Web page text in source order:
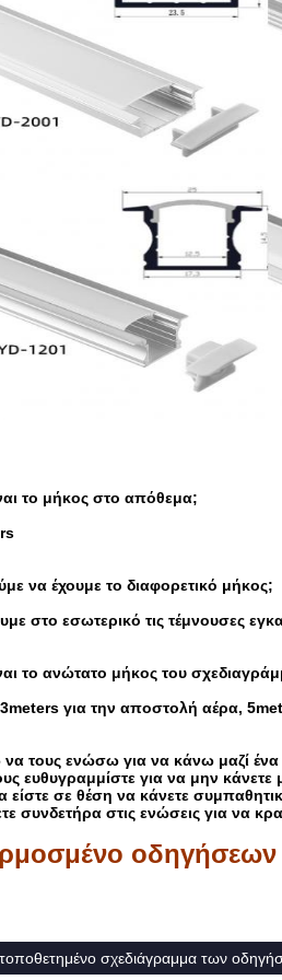
το μήκος στο απόθεμα;
να έχουμε το διαφορετικό μήκος;
στο εσωτερικό τις τέμνουσες
το ανώτατο μήκος του
για την αποστολή αέρα,
τους ενώσω για να κάνω μαζί ένα
ευθυγραμμίστε για να μην
είστε σε θέση να κάνετε
συνδετήρα στις ενώσεις για να
οδηγήσεων
σχεδιάγραμμα των